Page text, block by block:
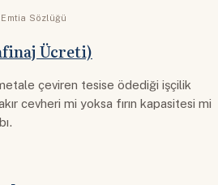
Emtia Sözlüğü
Ücreti)
çeviren tesise ödediği işçilik
cevheri mi yoksa fırın kapasitesi mi